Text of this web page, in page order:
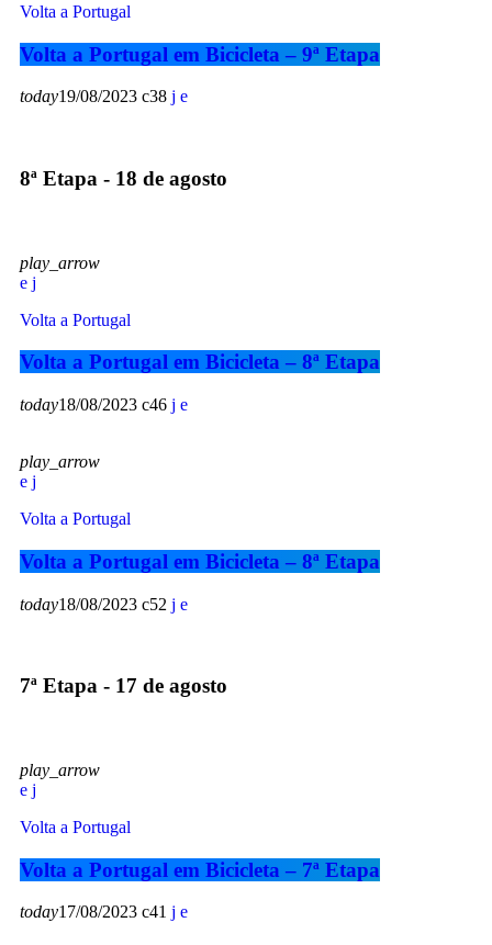
Volta a Portugal
Volta a Portugal em Bicicleta – 9ª Etapa
today19/08/2023 38
8ª Etapa - 18 de agosto
play_arrow
Volta a Portugal
Volta a Portugal em Bicicleta – 8ª Etapa
today18/08/2023 46
play_arrow
Volta a Portugal
Volta a Portugal em Bicicleta – 8ª Etapa
today18/08/2023 52
7ª Etapa - 17 de agosto
play_arrow
Volta a Portugal
Volta a Portugal em Bicicleta – 7ª Etapa
today17/08/2023 41